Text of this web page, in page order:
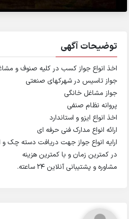
توضیحات آگهی
اخذ انواع جواز کسب در کلیه صنوف و
جواز تاسیس در شهرکهای صنعتی
جواز مشاغل خانگی
پروانه نظام صنفی
اخذ انواع ایزو و استاندارد
ارائه انواع مدارک فنی حرفه ای
ارایه انواع جواز جهت دریافت دسته چک
در کمترین زمان و با کمترین هزینه
مشاوره و پشتیبانی آنلاین ۲۴ ساعته.